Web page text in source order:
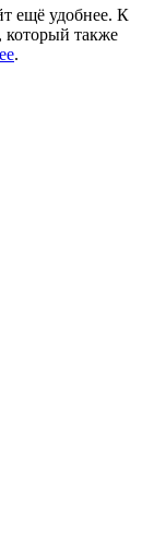
ещё удобнее. К
который также
.